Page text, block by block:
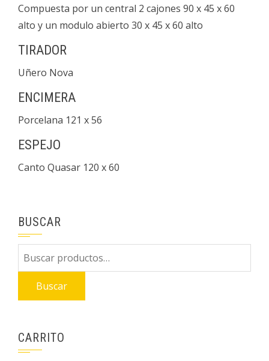
Compuesta por un central 2 cajones 90 x 45 x 60
alto y un modulo abierto 30 x 45 x 60 alto
TIRADOR
Uñero Nova
ENCIMERA
Porcelana 121 x 56
ESPEJO
Canto Quasar 120 x 60
BUSCAR
Buscar
por:
Buscar
CARRITO